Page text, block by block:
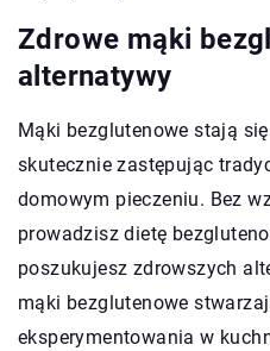
Zdrowe mąki
alternatywy
Mąki bezglutenowe stają
skutecznie zastępując
domowym pieczeniu. Bez
prowadzisz dietę
poszukujesz zdrowszych
mąki bezglutenowe
eksperymentowania w